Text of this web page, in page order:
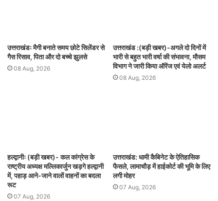
उत्तराखंडः मैगी बनाते समय छोटे सिलेंडर से
गैस रिसाव, पिता और दो बच्चे झुलसे
08 Aug, 2026
उत्तराखंड :(बड़ी खबर)-अगले दो दिनों में
भारी से बहुत भारी वर्षा की संभावना, मौसम
विभाग ने जारी किया ऑरेंज एवं येलो अलर्ट
08 Aug, 2026
हल्द्वानीः (बड़ी खबर)- कल कांग्रेस के
राष्ट्रीय अध्यक्ष मल्लिकार्जुन खड़गे हल्द्वानी
में, पहाड़ आने-जाने वालों वाहनों का बदला
रूट
07 Aug, 2026
उत्तराखंड: धामी कैबिनेट के ऐतिहासिक
फैसले, लामाचौड़ में हाईकोर्ट की भूमि के लिए
लगी मोहर
07 Aug, 2026